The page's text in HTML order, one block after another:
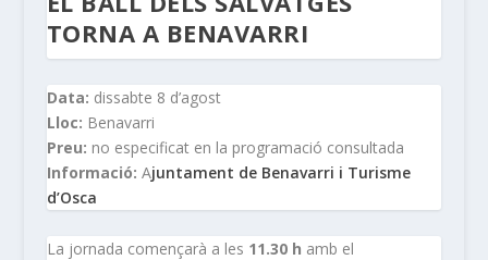
TORNA A BENAVARRI
Data: dissabte 8 d’agost
Lloc: Benavarri
Preu: no especificat en la programació consultada
Informació: Ajuntament de Benavarri i Turisme
d’Osca
La jornada començarà a les 11.30 h amb el